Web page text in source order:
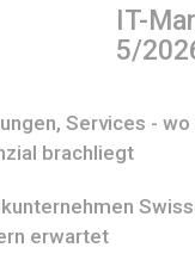
IT-
5/
Services - wo
brachliegt
erwartet